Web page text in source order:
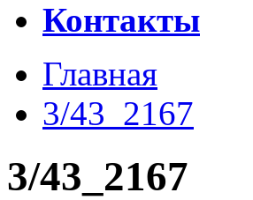
Контакты
Главная
3/43_2167
3/43_2167